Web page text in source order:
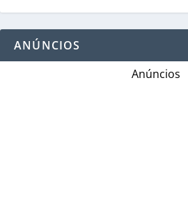
ANÚNCIOS
Anúncios